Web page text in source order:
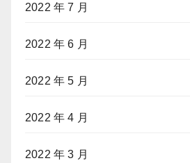
2022 年 7 月
2022 年 6 月
2022 年 5 月
2022 年 4 月
2022 年 3 月